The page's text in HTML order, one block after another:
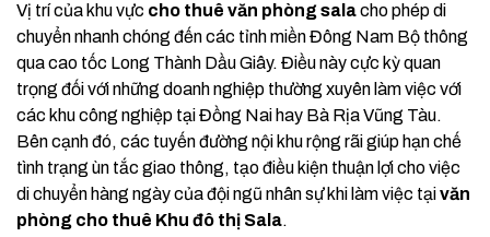
Vị trí của khu vực cho thuê văn phòng salacho phép di
chuyển nhanh chóng đến các tỉnh miền Đông Nam Bộ thông
qua cao tốc Long Thành Dầu Giây. Điều này cực kỳ quan
trọng đối với những doanh nghiệp thường xuyên làm việc với
các khu công nghiệp tại Đồng Nai hay Bà Rịa Vũng Tàu.
Bên cạnh đó, các tuyến đường nội khu rộng rãi giúp hạn chế
tình trạng ùn tắc giao thông, tạo điều kiện thuận lợi cho việc
di chuyển hàng ngày của đội ngũ nhân sự khi làm việc tạivăn
phòng cho thuê Khu đô thị Sala.